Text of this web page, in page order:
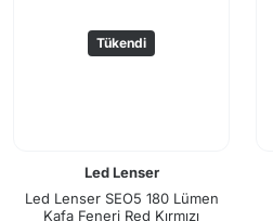
Tükendi
Led Lenser
Led Lenser SEO5 180 Lümen
Kafa Feneri Red Kırmızı